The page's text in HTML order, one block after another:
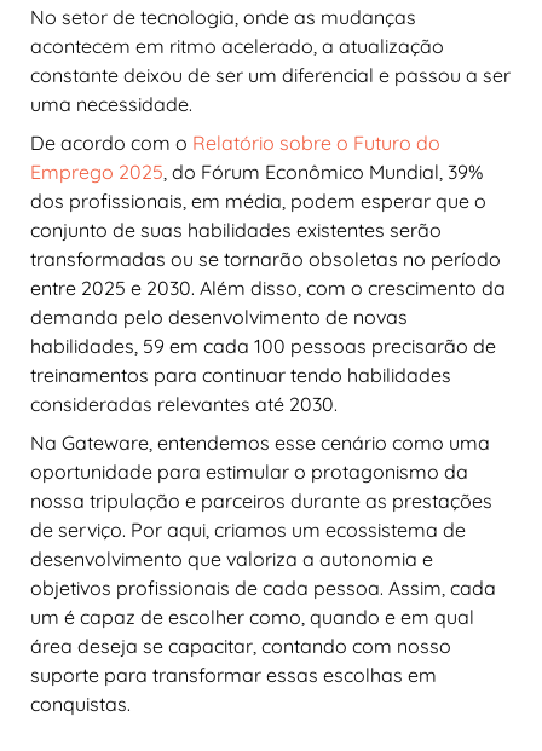
No setor de tecnologia, onde as mudanças
acontecem em ritmo acelerado, a atualização
constante deixou de ser um diferencial e passou a ser
uma necessidade.
De acordo com o Relatório sobre o Futuro do
Emprego 2025 , do Fórum Econômico Mundial, 39%
dos profissionais, em média, podem esperar que o
conjunto de suas habilidades existentes serão
transformadas ou se tornarão obsoletas no período
entre 2025 e 2030. Além disso, com o crescimento da
demanda pelo desenvolvimento de novas
habilidades, 59 em cada 100 pessoas precisarão de
treinamentos para continuar tendo habilidades
consideradas relevantes até 2030.
Na Gateware, entendemos esse cenário como uma
oportunidade para estimular o protagonismo da
nossa tripulação e parceiros durante as prestações
de serviço. Por aqui, criamos um ecossistema de
desenvolvimento que valoriza a autonomia e
objetivos profissionais de cada pessoa. Assim, cada
um é capaz de escolher como, quando e em qual
área deseja se capacitar, contando com nosso
suporte para transformar essas escolhas em
conquistas.